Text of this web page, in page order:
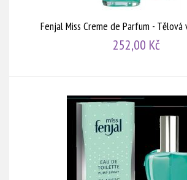
Fenjal Miss Creme de Parfum -
252,00 Kč